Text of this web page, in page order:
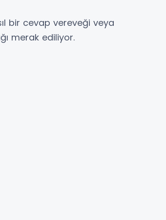
bir cevap vereveği veya
merak ediliyor.